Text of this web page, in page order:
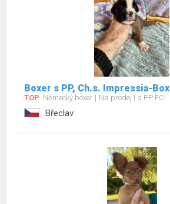
Boxer s PP, Ch.s. Impressia-Box
TOP Německý boxer Na prodej s PP FCI
Břeclav